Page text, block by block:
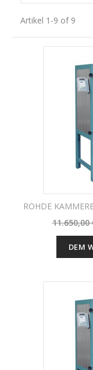
Artikel 1-9 of 9
ROHDE
11.650,00
DEM